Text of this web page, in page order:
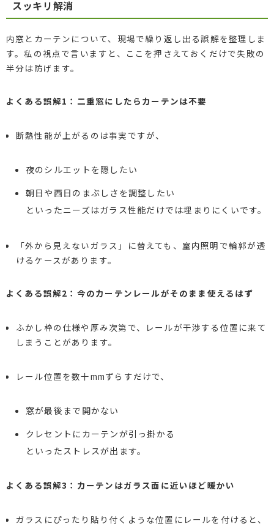
スッキリ解消
内窓とカーテンについて、現場で繰り返し出る誤解を整理しま
す。私の視点で言いますと、ここを押さえておくだけで失敗の
半分は防げます。
よくある誤解1：二重窓にしたらカーテンは不要
断熱性能が上がるのは事実ですが、
夜のシルエットを隠したい
朝日や西日のまぶしさを調整したい
といったニーズはガラス性能だけでは埋まりにくいです。
「外から見えないガラス」に替えても、室内照明で輪郭が透
けるケースがあります。
よくある誤解2：今のカーテンレールがそのまま使えるはず
ふかし枠の仕様や厚み次第で、レールが干渉する位置に来て
しまうことがあります。
レール位置を数十mmずらすだけで、
窓が最後まで開かない
クレセントにカーテンが引っ掛かる
といったストレスが出ます。
よくある誤解3：カーテンはガラス面に近いほど暖かい
ガラスにぴったり貼り付くような位置にレールを付けると、